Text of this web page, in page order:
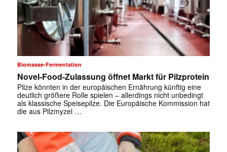
Biomasse-Fermentation
Novel-Food-Zulassung öffnet Markt für Pilzprotein
Pilze könnten in der europäischen Ernährung künftig eine
deutlich größere Rolle spielen – allerdings nicht unbedingt
als klassische Speisepilze. Die Europäische Kommission hat
die aus Pilzmyzel …